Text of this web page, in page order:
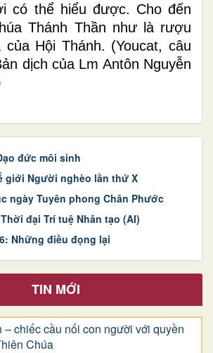
có thể hiểu được. Cho đến
Thánh Thần như là rượu
của Hội Thánh. (Youcat, câu
dịch của Lm Antôn Nguyễn
đức môi sinh
giới Người nghèo lần thứ X
ngày Tuyên phong Chân Phước
đại Trí tuệ Nhân tạo (AI)
Những điều đọng lại
TIN MỚI
chiếc cầu nối con người với quyền
Chúa